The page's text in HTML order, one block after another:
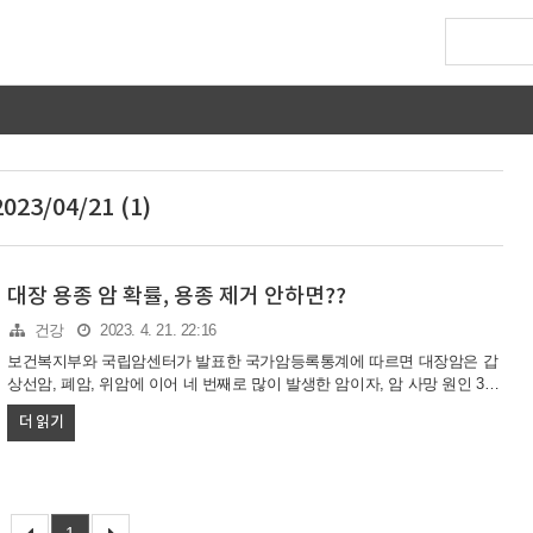
04/21 (1)
대장 용종 암 확률, 용종 제거 안하면??
건강
2023. 4. 21. 22:16
보건복지부와 국립암센터가 발표한 국가암등록통계에 따르면 대장암은 갑
상선암, 폐암, 위암에 이어 네 번째로 많이 발생한 암이자, 암 사망 원인 3위
질환이기도 합니다. 대장내시경이 위험한 이유는 초기에 증상이 거의 없기
때문입니다. 이미 증상을 인지하고 검사를 받는 경우 대부분 암이 상당히
종 암 확률 대장 용종을 제거할 때는 반드시 용종 속에 암이 있을 가능성을
더 읽기